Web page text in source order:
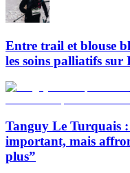
Entre trail et blouse
les soins palliatifs sur
Tanguy Le Turquais :
important, mais
plus”